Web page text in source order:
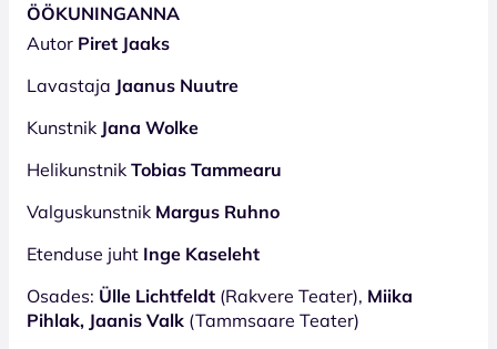
ÖÖKUNINGANNA
Autor Piret Jaaks
Lavastaja Jaanus Nuutre
Kunstnik Jana Wolke
Helikunstnik Tobias Tammearu
Valguskunstnik Margus Ruhno
Etenduse juht Inge Kaseleht
Osades: Ülle Lichtfeldt (Rakvere Teater), Miika
Pihlak, Jaanis Valk (Tammsaare Teater)